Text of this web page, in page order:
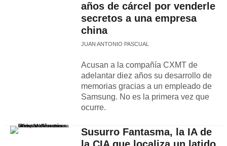
años de cárcel por venderle
secretos a una empresa
china
JUAN ANTONIO PASCUAL
Acusan a la compañía CXMT de
adelantar diez años su desarrollo de
memorias gracias a un empleado de
Samsung. No es la primera vez que
ocurre.
Susurro Fantasma, la IA de